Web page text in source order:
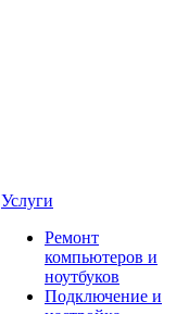
Услуги
Ремонт
компьютеров и
ноутбуков
Подключение и